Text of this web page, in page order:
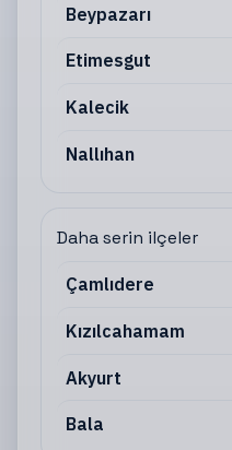
Beypazarı
Etimesgut
Kalecik
Nallıhan
Daha serin ilçeler
Çamlıdere
Kızılcahamam
Akyurt
Bala